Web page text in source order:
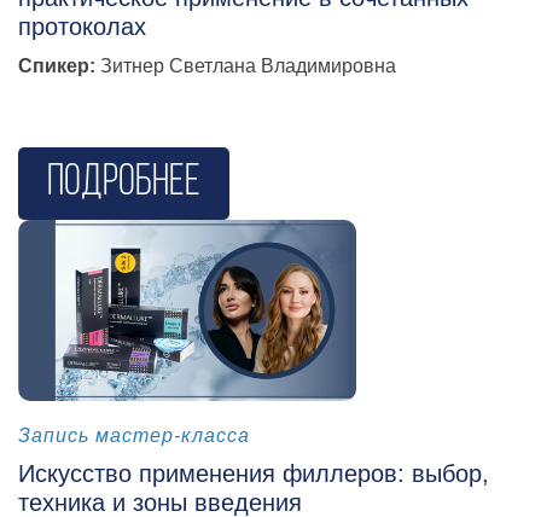
протоколах
Спикер: Зитнер Светлана Владимировна
Подробнее
косметология
Запись мастер-класса
Искусство применения филлеров: выбор,
техника и зоны введения